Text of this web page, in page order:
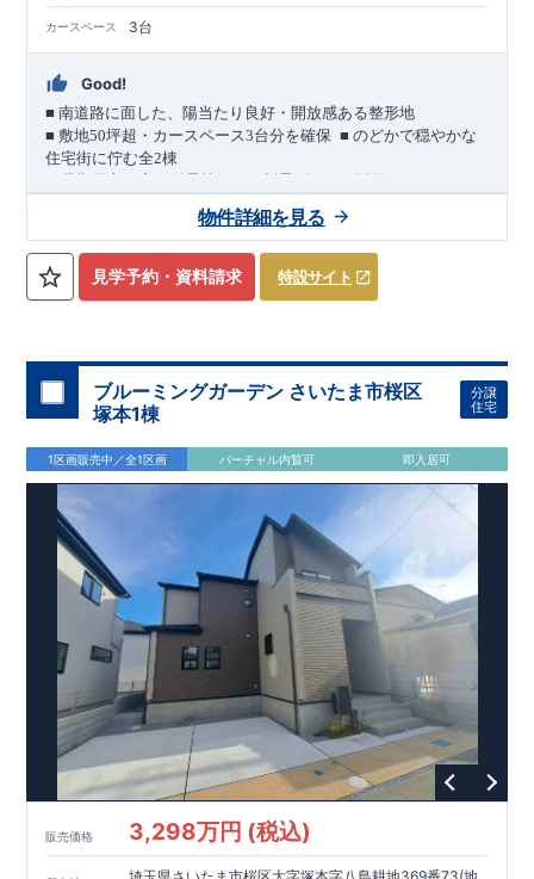
カースペース 3台
Good!
■南道路に面した、陽当たり良好・開放感ある整形地
■敷地50坪超・カースペース3台分を確保 ​■のどかで穏やかな
住宅街に佇む全2棟
（長期優良住宅／耐震等級３・制震ダンパー採用）
たりに恵まれた立地。
あり、
採光・通風・プライバシー性にも配慮した敷地計画で
す。
加須 徒歩13分
間取りのポイント
■ 1
号棟 LDK約19.5 帖 のゆとりあるリビング
​陽当たりよく開放
感があります。
■共通
・主寝室は将来仕切れる可変型プラン ・2階洋室2部屋にウォー
クインクローゼット設置
住宅設備のポイント
太陽光発電（フラットプラン）採用 月額サービス料
能
ホテルライクで実用的な洗面空間 （ オープンサニタリーirodori
詳細ページへ）
家計にやさしい住宅性能
長期優良住宅 住宅ローン控除額の優遇、
固定資産税の減額期間
延長など
税制面でのメリットが受けられます。
耐震等級３＋ 制震ダンパー 建築基準法の1.5 倍の耐震性。 地震保
険の割引（最大50％）対象です。
現地のご案内・資料請求 受付中 ​ ​■完成済みにつき、​実際の
建物・設備・間取りを​ 現地にてご確認いただけます。 ​
TEL
0120-44-1081
（9:30 18:30／火水曜休み）
スマートフォンで見やすい特設サイトはこちら
見学予約・資料請求 特設サイト
物件詳細を見る
ブルーミングガーデン さいたま市桜区
塚本1棟
分譲
住宅
1区画販売中／全1区画 バーチャル内覧可 即入居可
販売価格 3,298万円 (税込)